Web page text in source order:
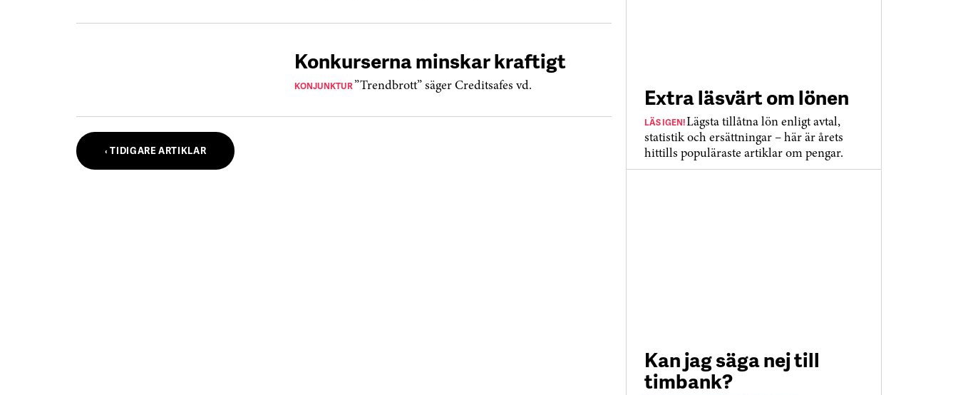
Konkurserna minskar kraftigt
KONJUNKTUR”Trendbrott” säger Creditsafes vd.
‹ TIDIGARE ARTIKLAR
Extra läsvärt om lönen
LÄS IGEN!Lägsta tillåtna lön enligt avtal,
statistik och ersättningar – här är årets
hittills populäraste artiklar om pengar.
Kan jag säga nej till
timbank?